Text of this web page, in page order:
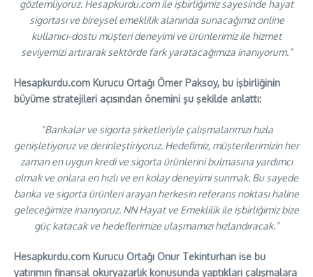
gözlemliyoruz. Hesapkurdu.com ile işbirliğimiz sayesinde hayat
sigortası ve bireysel emeklilik alanında sunacağımız online
kullanıcı-dostu müşteri deneyimi ve ürünlerimiz ile hizmet
seviyemizi artırarak sektörde fark yaratacağımıza inanıyorum.”
Hesapkurdu.com Kurucu Ortağı Ömer Paksoy, bu işbirliğinin
büyüme stratejileri açısından önemini şu şekilde anlattı:
“Bankalar ve sigorta şirketleriyle çalışmalarımızı hızla
genişletiyoruz ve derinleştiriyoruz. Hedefimiz, müşterilerimizin her
zaman en uygun kredi ve sigorta ürünlerini bulmasına yardımcı
olmak ve onlara en hızlı ve en kolay deneyimi sunmak. Bu sayede
banka ve sigorta ürünleri arayan herkesin referans noktası haline
geleceğimize inanıyoruz. NN Hayat ve Emeklilik ile işbirliğimiz bize
güç katacak ve hedeflerimize ulaşmamızı hızlandıracak.”
Hesapkurdu.com Kurucu Ortağı Onur Tekinturhan ise bu
yatırımın finansal okuryazarlık konusunda yaptıkları çalışmalara